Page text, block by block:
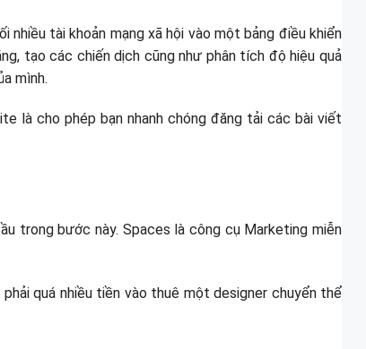
tài khoản mạng xã hội vào một bảng điều khiển
tạo các chiến dịch cũng như phân tích độ hiệu quả
mình.
là cho phép bạn nhanh chóng đăng tải các bài viết
trong bước này. Spaces là công cụ Marketing miễn
quá nhiều tiền vào thuê một designer chuyển thể